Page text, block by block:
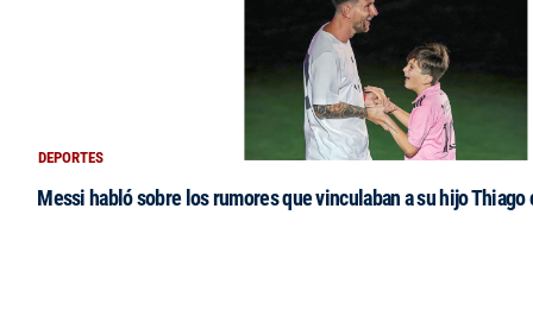
DEPORTES
Messi habló sobre los rumores que vinculaban a su hijo Thiago